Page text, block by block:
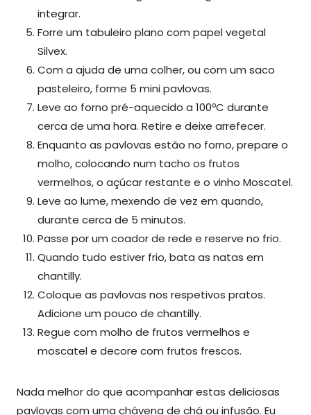
integrar.
Forre um tabuleiro plano com papel vegetal
Silvex.
Com a ajuda de uma colher, ou com um saco
pasteleiro, forme 5 mini pavlovas.
Leve ao forno pré-aquecido a 100ºC durante
cerca de uma hora. Retire e deixe arrefecer.
Enquanto as pavlovas estão no forno, prepare o
molho, colocando num tacho os frutos
vermelhos, o açúcar restante e o vinho Moscatel.
Leve ao lume, mexendo de vez em quando,
durante cerca de 5 minutos.
Passe por um coador de rede e reserve no frio.
Quando tudo estiver frio, bata as natas em
chantilly.
Coloque as pavlovas nos respetivos pratos.
Adicione um pouco de chantilly.
Regue com molho de frutos vermelhos e
moscatel e decore com frutos frescos.
Nada melhor do que acompanhar estas deliciosas
pavlovas com uma chávena de chá ou infusão. Eu